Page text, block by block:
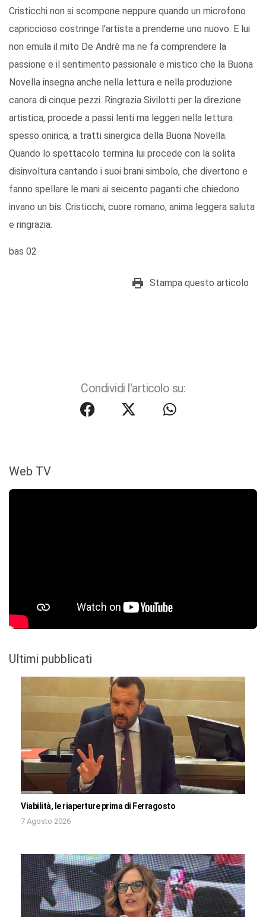
Cristicchi non si scompone neppure quando un microfono
capriccioso costringe l’artista a prenderne uno nuovo. E lui
non emula il mito De Andrè ma ne fa comprendere la
passione e il sentimento passionale e mistico che la Buona
Novella insegna anche nella lettura e nella produzione
canora di cinque pezzi. Ringrazia Sivilotti per la direzione
artistica, procede a passi lenti ma leggeri nella lettura
spesso onirica, a tratti sinergica della Buona Novella.
Quando lo spettacolo termina lui procede con la solita
disinvoltura cantando i suoi brani simbolo, che divertono e
fanno spellare le mani ai seicento paganti che chiedono
invano un bis. Cristicchi, cuore romano, anima leggera saluta
e ringrazia.
bas 02
Stampa questo articolo
Condividi l'articolo su:
Web TV
Ultimi pubblicati
Viabilità, le riaperture prima di Ferragosto
7 Agosto 2026